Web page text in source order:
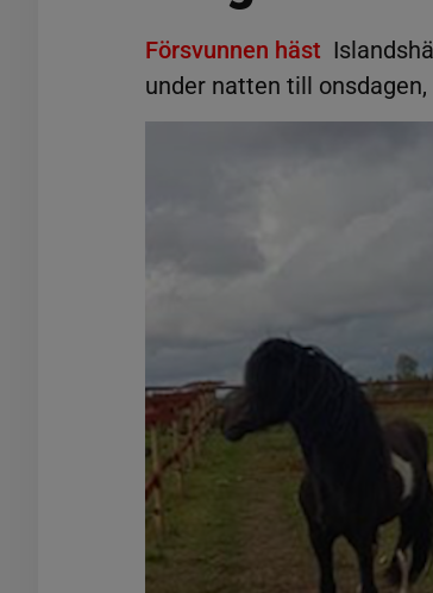
Försvunnen häst
under natten till